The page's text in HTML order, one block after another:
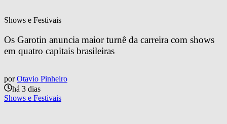
Shows e Festivais
Os Garotin anuncia maior turnê da carreira com shows
em quatro capitais brasileiras
por Otavio Pinheiro
há 3 dias
Shows e Festivais